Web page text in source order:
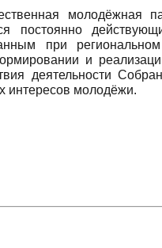
молодёжная
постоянно
при
и
деятельности
интересов молодёжи.